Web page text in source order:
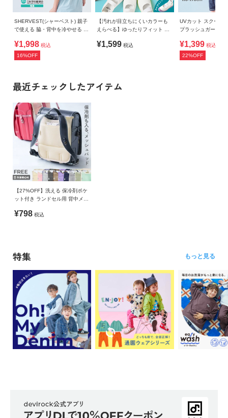
SHERVEST(シャーベスト) 親子
で使える 脇・背中を冷やせる メ
¥1,998 税込
16%OFF
【汚れが目立ちにくいカラーも
えらべる】ゆったりフィット 上
き
¥1,599 税込
UVカット スクール
プラッシュガード
¥1,399 税込
22%OFF
最近チェックしたアイテム
【27%OFF】洗える 保冷剤ポケ
ット付き ランドセル用 背中メッ
¥798 税込
特集 もっと見る